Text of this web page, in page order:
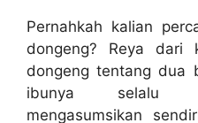
Pernahkah kalian
dongeng? Reya dari
dongeng tentang dua
ibunya selalu
mengasumsikan